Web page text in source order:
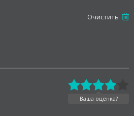
Oчистить
Ваша оценка?